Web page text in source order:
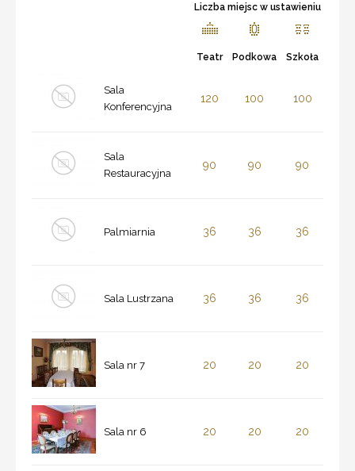
Liczba miejsc w ustawieniu
Teatr Podkowa Szkoła
Sala
Konferencyjna
120 100 100
Sala
Restauracyjna
90 90 90
Palmiarnia 36 36 36
Sala Lustrzana 36 36 36
Sala nr 7 20 20 20
Sala nr 6 20 20 20